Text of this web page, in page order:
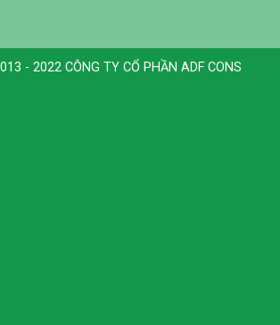
- 2022 CÔNG TY CỔ PHẦN ADF CONS